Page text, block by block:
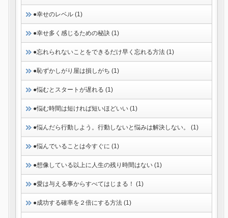
●幸せのレベル (1)
●幸せ多く感じるための秘訣 (1)
●忘れられないことをできるだけ早く忘れる方法 (1)
●恥ずかしがり屋は損しがち (1)
●悩むとスタートが遅れる (1)
●悩む時間は短ければ短いほどいい (1)
●悩んだら行動しよう。行動しないと悩みは解決しない。 (1)
●悩んでいることは今すぐに (1)
●想像している以上に人生の残り時間はない (1)
●愛は与える事からすべてはじまる！ (1)
●成功する確率を２倍にする方法 (1)